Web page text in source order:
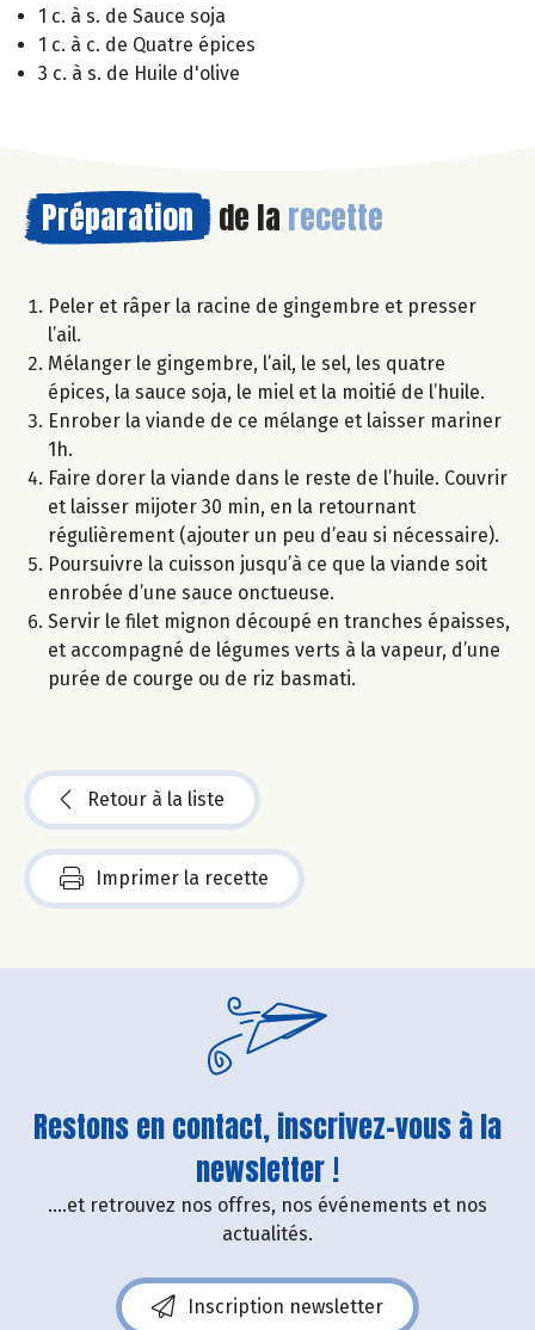
1 c. à s. de Sauce soja
1 c. à c. de Quatre épices
3 c. à s. de Huile d'olive
Préparation de la recette
Peler et râper la racine de gingembre et presser
l’ail.
Mélanger le gingembre, l’ail, le sel, les quatre
épices, la sauce soja, le miel et la moitié de l’huile.
Enrober la viande de ce mélange et laisser mariner
1h.
Faire dorer la viande dans le reste de l’huile. Couvrir
et laisser mijoter 30 min, en la retournant
régulièrement (ajouter un peu d’eau si nécessaire).
Poursuivre la cuisson jusqu’à ce que la viande soit
enrobée d’une sauce onctueuse.
Servir le filet mignon découpé en tranches épaisses,
et accompagné de légumes verts à la vapeur, d’une
purée de courge ou de riz basmati.
Retour à la liste
Imprimer la recette
Restons en contact, inscrivez-vous à la
newsletter !
....et retrouvez nos offres, nos événements et nos
actualités.
Inscription newsletter